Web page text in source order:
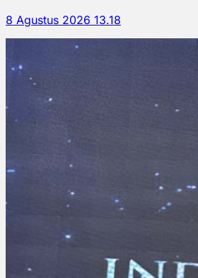
8 Agustus 2026 13.18